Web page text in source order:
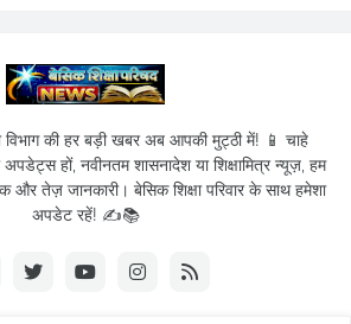
विभाग की हर बड़ी खबर अब आपकी मुट्ठी में! 📱 चाहे
अपडेट्स हों, नवीनतम शासनादेश या शिक्षामित्र न्यूज़, हम
तेज़ जानकारी। बेसिक शिक्षा परिवार के साथ हमेशा
अपडेट रहें! ✍️📚